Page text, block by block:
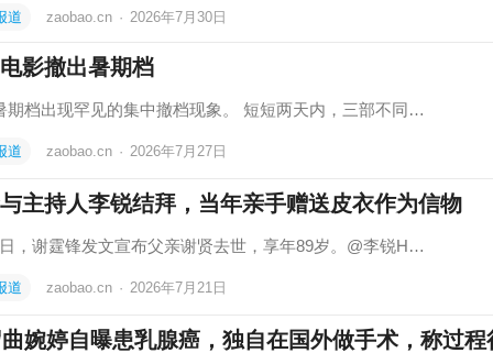
道 zaobao.cn · 2026年7月30日
影撤出暑期档
期档出现罕见的集中撤档现象。 短短两天内，三部不同…
道 zaobao.cn · 2026年7月27日
主持人李锐结拜，当年亲手赠送皮衣作为信物
，谢霆锋发文宣布父亲谢贤去世，享年89岁。@李锐H…
道 zaobao.cn · 2026年7月21日
婉婷自曝患乳腺癌，独自在国外做手术，称过程